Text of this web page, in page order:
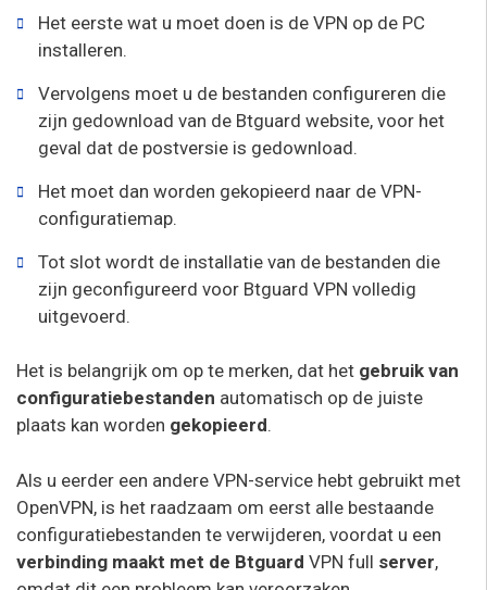
Het eerste wat u moet doen is de VPN op de PC
installeren.
Vervolgens moet u de bestanden configureren die
zijn gedownload van de Btguard website, voor het
geval dat de postversie is gedownload.
Het moet dan worden gekopieerd naar de VPN-
configuratiemap.
Tot slot wordt de installatie van de bestanden die
zijn geconfigureerd voor Btguard VPN volledig
uitgevoerd.
Het is belangrijk om op te merken, dat het gebruik van
configuratiebestanden automatisch op de juiste
plaats kan worden gekopieerd.
Als u eerder een andere VPN-service hebt gebruikt met
OpenVPN, is het raadzaam om eerst alle bestaande
configuratiebestanden te verwijderen, voordat u een
verbinding maakt met de Btguard VPN full server,